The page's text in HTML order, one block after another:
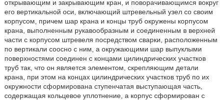
открывающим и закрывающим кран, и поворачивающимся вокруг
его вертикальной оси, включающий штревельный узел со своим
корпусом, причем шар крана и концы труб окружены корпусом
крана, выполненным рукавообразным и соединенным в верхней
части с корпусом штревеля посредством сварки, расположенным
по вертикали соосно с ним, а окружающими шар выпуклыми
поверхностями соединен с концами цилиндрических участков
труб так, что он является элементом, скрепляющим детали
крана, при этом на концах цилиндрических участков труб по их
окружности сформирована ступенчатая выступающая часть,
содержащая кольцевое уплотнение, а корпус сформирован с